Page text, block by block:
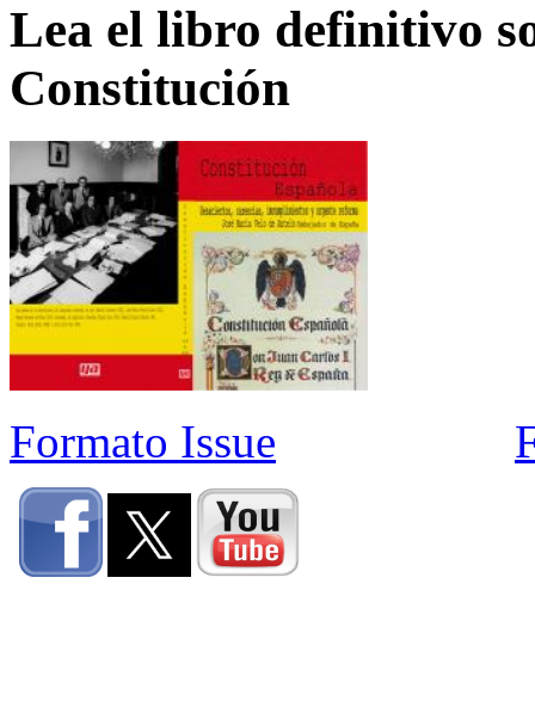
Lea el libro definitivo
Constitución
Formato Issue